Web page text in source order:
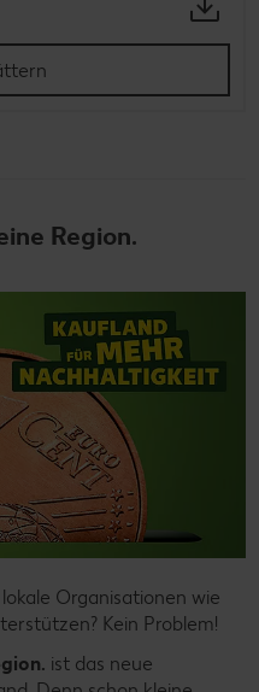
Region.
Organisationen wie
Kein Problem!
ist das neue